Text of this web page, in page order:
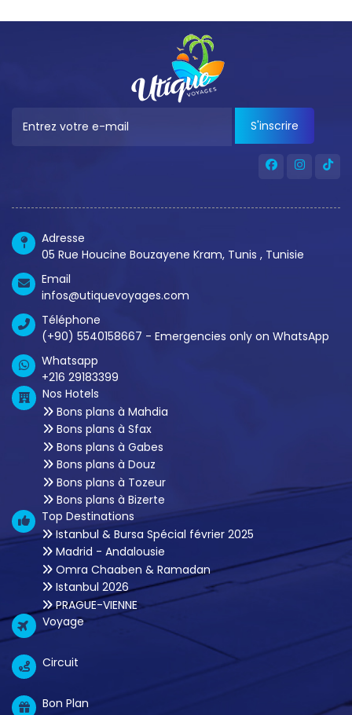
S'inscrire
Adresse
05 Rue Houcine Bouzayene Kram, Tunis , Tunisie
Email
infos@utiquevoyages.com
Téléphone
(+90) 5540158667 - Emergencies only on WhatsApp
Whatsapp
+216 29183399
Nos Hotels
Bons plans à Mahdia
Bons plans à Sfax
Bons plans à Gabes
Bons plans à Douz
Bons plans à Tozeur
Bons plans à Bizerte
Top Destinations
Istanbul & Bursa Spécial février 2025
Madrid - Andalousie
Omra Chaaben & Ramadan
Istanbul 2026
PRAGUE-VIENNE
Voyage
Circuit
Bon Plan